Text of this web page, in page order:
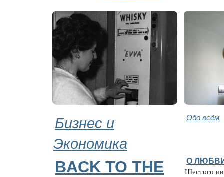
Бизнес и
Экономика
Обо всём
BACK TO THE
О
Шестого